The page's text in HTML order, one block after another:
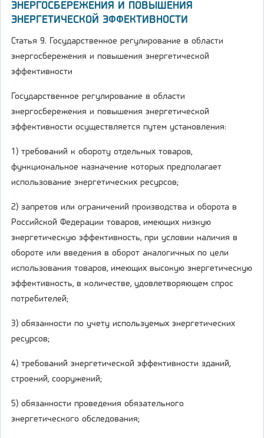
ЭНЕРГОСБЕРЕЖЕНИЯ И ПОВЫШЕНИЯ
ЭНЕРГЕТИЧЕСКОЙ ЭФФЕКТИВНОСТИ
Статья 9. Государственное регулирование в области
энергосбережения и повышения энергетической
эффективности
Государственное регулирование в области
энергосбережения и повышения энергетической
эффективности осуществляется путем установления:
1) требований к обороту отдельных товаров,
функциональное назначение которых предполагает
использование энергетических ресурсов;
2) запретов или ограничений производства и оборота в
Российской Федерации товаров, имеющих низкую
энергетическую эффективность, при условии наличия в
обороте или введения в оборот аналогичных по цели
использования товаров, имеющих высокую энергетическую
эффективность, в количестве, удовлетворяющем спрос
потребителей;
3) обязанности по учету используемых энергетических
ресурсов;
4) требований энергетической эффективности зданий,
строений, сооружений;
5) обязанности проведения обязательного
энергетического обследования;